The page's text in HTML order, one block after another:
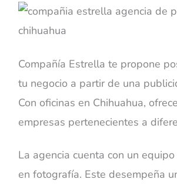
Compañía Estrella te propone
tu negocio a partir de una
Con oficinas en Chihuahua,
empresas pertenecientes a
La agencia cuenta con un
en fotografía. Este desempeña